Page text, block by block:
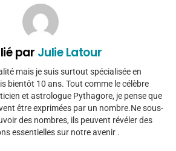
par Julie Latour
mais je suis surtout spécialisée en
bientôt 10 ans. Tout comme le célèbre
et astrologue Pythagore, je pense que
être exprimées par un nombre.Ne sous-
des nombres, ils peuvent révéler des
essentielles sur notre avenir .